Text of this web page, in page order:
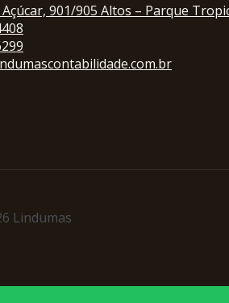
901/905 Altos – Parque
Lindumas